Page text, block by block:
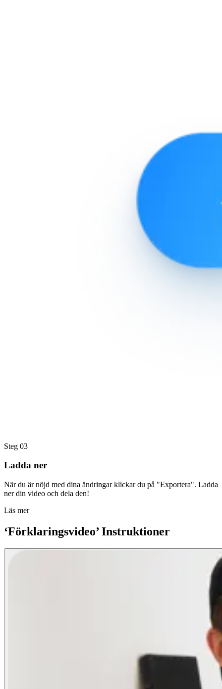
Steg 03
Ladda ner
När du är nöjd med dina ändringar klickar du på "Exportera". Ladda
ner din video och dela den!
Läs mer
‘Förklaringsvideo’ Instruktioner